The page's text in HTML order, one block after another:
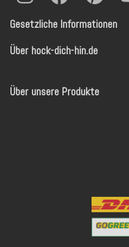
Gesetzliche Informationen
Über hock-dich-hin.de
Über unsere Produkte